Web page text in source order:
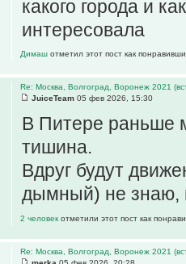
какого города и
интересовала
Димаш отметил этот пост как
Re: Москва, Волгоград, Воронеж 2021
JuiceTeam 05 фев 2026, 15:30
В Питере раньше
тишина.
Вдруг будут
дымный) не знаю,
2 человек отметили этот пост как
Re: Москва, Волгоград, Воронеж 2021